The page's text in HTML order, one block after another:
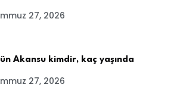
27, 2026
Akansu kimdir, kaç yaşında
27, 2026